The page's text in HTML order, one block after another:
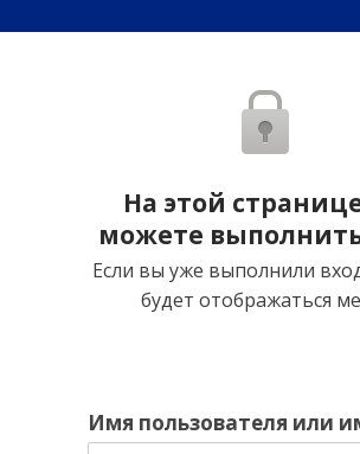
На этой
можете
Если вы уже выполнили
будет отображаться
Имя пользователя или